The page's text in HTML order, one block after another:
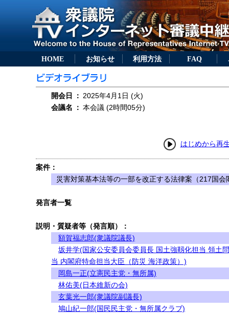
HOME お知らせ 利用方法 FAQ
開会日 ： 2025年4月1日 (火)
会議名
： 本会議 (2時間05分)
はじめから再
案件：
災害対策基本法等の一部を改正する法律案（217国会
発言者一覧
説明・質疑者等（発言順）：
額賀福志郎(衆議院議長)
坂井学(国家公安委員会委員長 国土強靱化担当 領土
当 内閣府特命担当大臣（防災 海洋政策）)
岡島一正(立憲民主党・無所属)
林佑美(日本維新の会)
玄葉光一郎(衆議院副議長)
鳩山紀一郎(国民民主党・無所属クラブ)